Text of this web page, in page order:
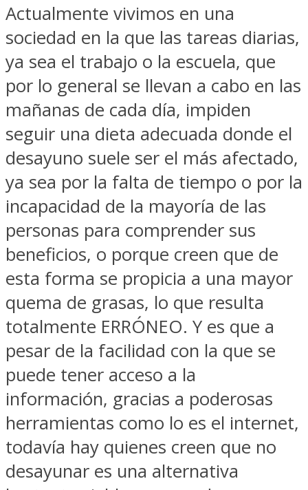
Actualmente vivimos en una
sociedad en la que las tareas diarias,
ya sea el trabajo o la escuela, que
por lo general se llevan a cabo en las
mañanas de cada día, impiden
seguir una dieta adecuada donde el
desayuno suele ser el más afectado,
ya sea por la falta de tiempo o por la
incapacidad de la mayoría de las
personas para comprender sus
beneficios, o porque creen que de
esta forma se propicia a una mayor
quema de grasas, lo que resulta
totalmente ERRÓNEO. Y es que a
pesar de la facilidad con la que se
puede tener acceso a la
información, gracias a poderosas
herramientas como lo es el internet,
todavía hay quienes creen que no
desayunar es una alternativa